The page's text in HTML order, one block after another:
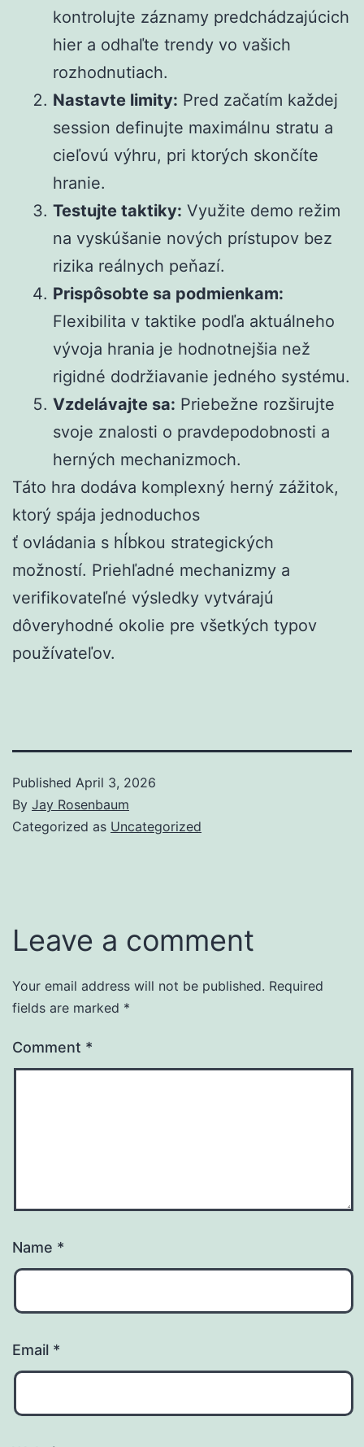
kontrolujte záznamy predchádzajúcich
hier a odhaľte trendy vo vašich
rozhodnutiach.
Nastavte limity: Pred začatím každej
session definujte maximálnu stratu a
cieľovú výhru, pri ktorých skončíte
hranie.
Testujte taktiky: Využite demo režim
na vyskúšanie nových prístupov bez
rizika reálnych peňazí.
Prispôsobte sa podmienkam:
Flexibilita v taktike podľa aktuálneho
vývoja hrania je hodnotnejšia než
rigidné dodržiavanie jedného systému.
Vzdelávajte sa: Priebežne rozširujte
svoje znalosti o pravdepodobnosti a
herných mechanizmoch.
Táto hra dodáva komplexný herný zážitok,
ktorý spája jednoduchos
ť ovládania s hĺbkou strategických
možností. Priehľadné mechanizmy a
verifikovateľné výsledky vytvárajú
dôveryhodné okolie pre všetkých typov
používateľov.
Published April 3, 2026
By Jay Rosenbaum
Categorized as Uncategorized
Leave a comment
Your email address will not be published. Required
fields are marked *
Comment *
Name *
Email *